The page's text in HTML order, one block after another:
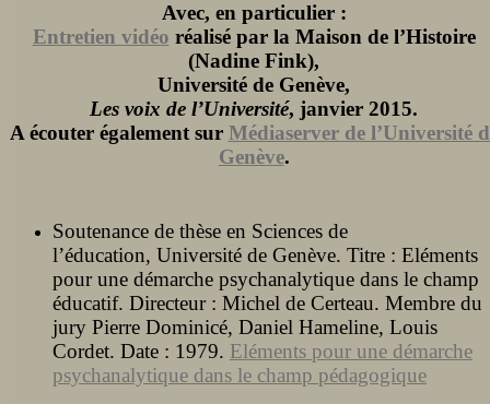
Avec, en particulier :
Entretien vidéo réalisé par la Maison de l’Histoire
(Nadine Fink),
Université de Genève,
Les voix de l’Université, janvier 2015.
A écouter également sur Médiaserver de l’Université
Genève.
Soutenance de thèse en Sciences de
l’éducation, Université de Genève. Titre : Eléments
pour une démarche psychanalytique dans le champ
éducatif. Directeur : Michel de Certeau. Membre du
jury Pierre Dominicé, Daniel Hameline, Louis
Cordet. Date : 1979. Eléments pour une démarche
psychanalytique dans le champ pédagogique